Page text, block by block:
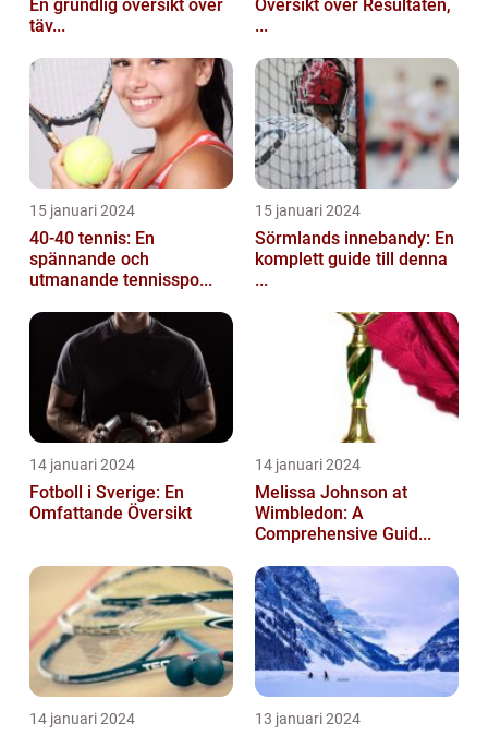
En grundlig översikt över
täv...
Översikt över Resultaten,
...
15 januari 2024
40-40 tennis: En
spännande och
utmanande tennisspo...
15 januari 2024
Sörmlands innebandy: En
komplett guide till denna
...
14 januari 2024
Fotboll i Sverige: En
Omfattande Översikt
14 januari 2024
Melissa Johnson at
Wimbledon: A
Comprehensive Guid...
14 januari 2024 13 januari 2024